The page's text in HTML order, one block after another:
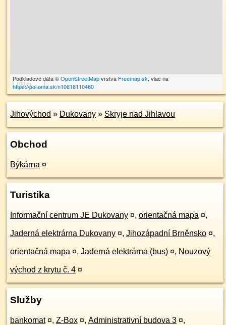
100 m
Podkladové dáta ©OpenStreetMapvrstva Freemap.sk, viac na
https://poi.oma.sk/n10618110460
Jihovýchod » Dukovany » Skryje nad Jihlavou
Obchod
Býkárna ¤
Turistika
Informační centrum JE Dukovany ¤, orientačná mapa ¤,
Jaderná elektrárna Dukovany ¤, Jihozápadní Brněnsko ¤,
orientačná mapa ¤, Jaderná elektrárna (bus) ¤, Nouzový
východ z krytu č. 4 ¤
Služby
bankomat ¤, Z-Box ¤, Administrativní budova 3 ¤,